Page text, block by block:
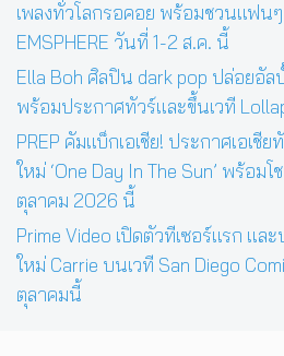
เพลงทั่วโลกรอคอย พร้อมชวนแฟน
EMSPHERE วันที่ 1-2 ส.ค. นี้
Ella Boh ศิลปิน dark pop ปล่อยอัล
พร้อมประกาศทัวร์และขึ้นเวที
PREP คัมแบ็กเอเชีย! ประกาศเอเชี
ใหม่ ‘One Day In The Sun’ พร้อม
ตุลาคม 2026 นี้
Prime Video เปิดตัวทีเซอร์แรก แล
ใหม่ Carrie บนเวที San Diego
ตุลาคมนี้